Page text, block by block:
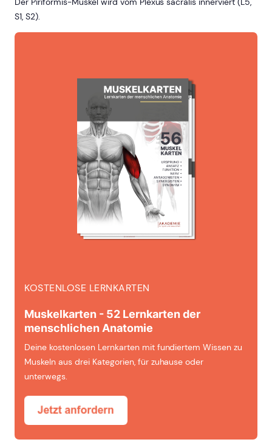
S1, S2).
KOSTENLOSE LERNKARTEN
Muskelkarten - 52 Lernkarten der
menschlichen Anatomie
Deine kostenlosen Lernkarten mit fundiertem Wissen zu
Muskeln aus drei Kategorien, für zuhause oder
unterwegs.